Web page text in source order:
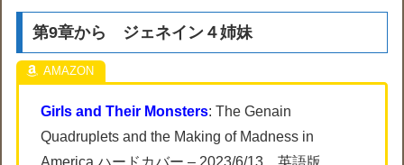
第9章から ジェネイン４姉妹
Girls and Their Monsters: The Genain
Quadruplets and the Making of Madness in
America ハードカバー – 2023/6/13 英語版